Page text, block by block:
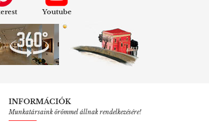
Youtube
INFORMÁCIÓK
Munkatársaink örömmel állnak rendelkezésére!